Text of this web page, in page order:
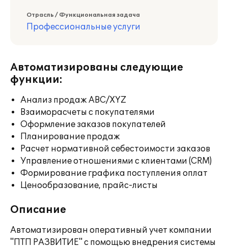
Отрасль / Функциональная задача
Профессиональные услуги
Автоматизированы следующие
функции:
Анализ продаж ABC/XYZ
Взаиморасчеты с покупателями
Оформление заказов покупателей
Планирование продаж
Расчет нормативной себестоимости заказов
Управление отношениями с клиентами (CRM)
Формирование графика поступления оплат
Ценообразование, прайс-листы
Описание
Автоматизирован оперативный учет компании
"ПТП РАЗВИТИЕ" с помощью внедрения системы